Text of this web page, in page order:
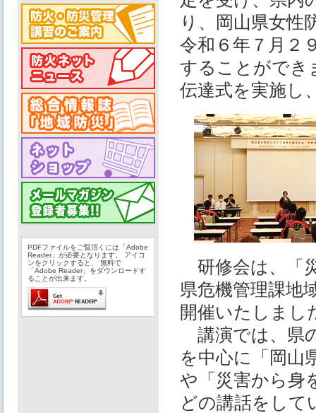
PDFファイルをご覧頂くには「Adobe
Reader」が必要となります。 アイコ
ンをクリックすると、 無料で
「Adobe Reader」をダウンロードす
ることが出来ます。
り、岡山県女性
令和６年７月２
することができ
伝達式を実施し
研修会は、「
県危機管理課地
開催いたしまし
講演では、県
を中心に「岡山
や「災害から身
どの講話をして